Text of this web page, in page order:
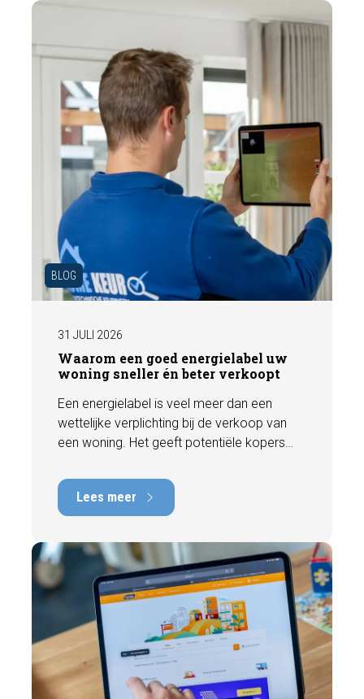
een deskundige bouwkundige inspectie u
helpt om met vertrouwen een woning te
kopen of te verkopen.
BLOG
31 JULI 2026
Waarom een goed energielabel uw
woning sneller én beter verkoopt
Een energielabel is veel meer dan een
wettelijke verplichting bij de verkoop van
een woning. Het geeft potentiële kopers
woning en kan een positieve invloed
hebben op de verkoopbaarheid en waarde.
In deze blog leggen we uit waarom een
actueel energielabel belangrijk is en hoe u
ervoor zorgt dat uw woning optimaal wordt
gepresenteerd aan de markt.
Lees meer